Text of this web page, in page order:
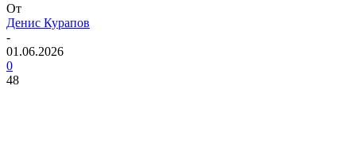
От
Денис Курапов
-
01.06.2026
0
48